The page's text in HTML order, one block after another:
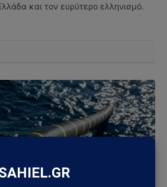
και τον ευρύτερο ελληνισμό.